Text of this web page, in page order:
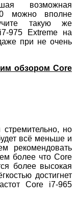
возможная
можно вполне
такую же
975 Extreme на
при не очень
обзором Core
но
всё меньше и
рекомендовать
более что Core
более высокая
достигнет
Core i7-965